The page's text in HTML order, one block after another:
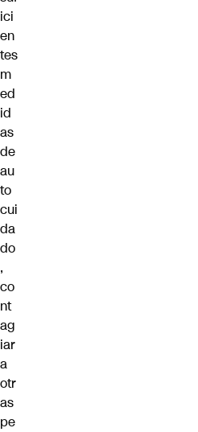
ici
en
tes
m
ed
id
as
de
au
to
cui
da
do
,
co
nt
ag
iar
a
otr
as
pe